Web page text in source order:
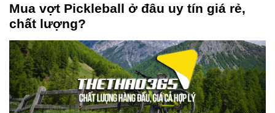
Mua vợt Pickleball ở đâu uy tín giá rẻ,
chất lượng?